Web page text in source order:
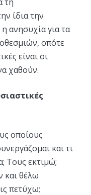
ίδια την
ανησυχία για τα
οπότε
είναι οι
χαθούν.
οποίους
και τι
Τους εκτιμώ;
και θέλω
πετύχω;